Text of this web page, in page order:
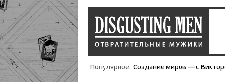
Популярное: Создание миров — с